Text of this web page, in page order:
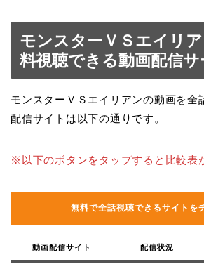
モンスターＶＳエイリ
料視聴できる動画配信
モンスターＶＳエイリアンの動画を全
配信サイトは以下の通りです。
※以下のボタンをタップすると比較表
無料で全話視聴できるサイトを
動画配信サイト 配信状況